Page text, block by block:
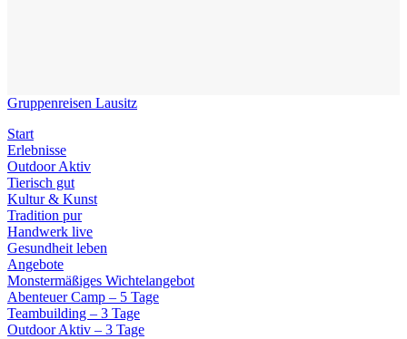
Gruppenreisen Lausitz
Start
Erlebnisse
Outdoor Aktiv
Tierisch gut
Kultur & Kunst
Tradition pur
Handwerk live
Gesundheit leben
Angebote
Monstermäßiges Wichtelangebot
Abenteuer Camp – 5 Tage
Teambuilding – 3 Tage
Outdoor Aktiv – 3 Tage